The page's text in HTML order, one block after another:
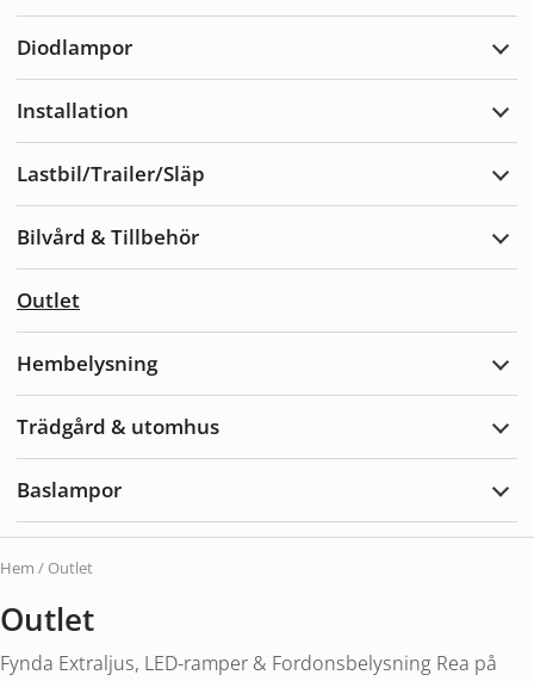
Diodlampor
Installation
Lastbil/Trailer/Släp
Bilvård & Tillbehör
Outlet
Hembelysning
Trädgård & utomhus
Baslampor
Hem / Outlet
Outlet
Fynda Extraljus, LED-ramper & Fordonsbelysning Rea på